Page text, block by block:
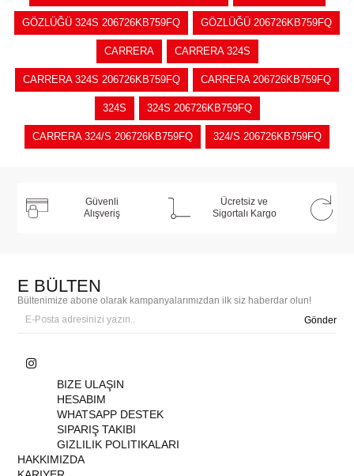
GÖZLÜĞÜ 324S 206726KB759FQ GÖZLÜĞÜ 206726KB759FQ
CARRERA CARRERA 324S
CARRERA 324S 206726KB759FQ CARRERA 206726KB759FQ
324S 324S 206726KB759FQ
CARRERA 324/S 206726KB759FQ 324/S 206726KB759FQ
Güvenli
Alışveriş
Ücretsiz ve
Sigortalı Kargo
E BÜLTEN
Bültenimize abone olarak kampanyalarımızdan ilk siz haberdar olun!
Gönder
BIZE ULAŞIN
HESABIM
WHATSAPP DESTEK
SIPARIŞ TAKIBI
GIZLILIK POLITIKALARI
HAKKIMIZDA